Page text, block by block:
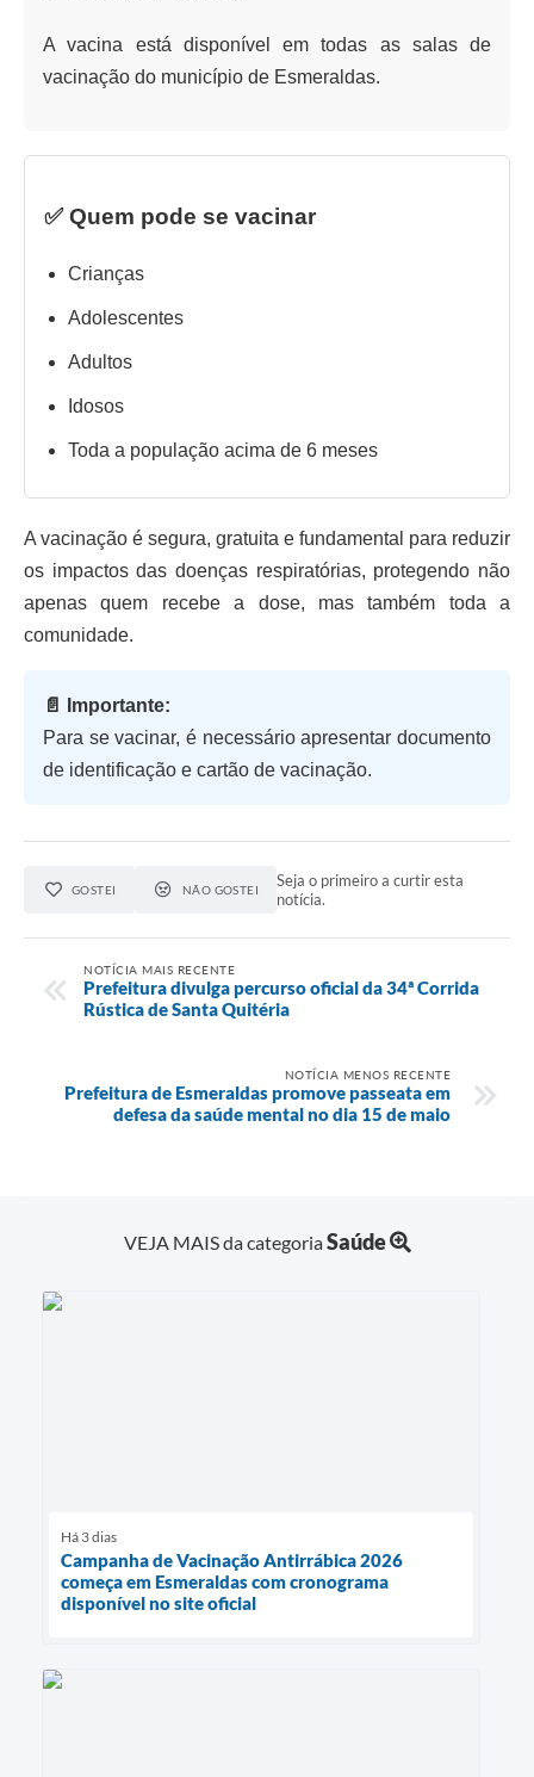
A vacina está disponível em todas as salas de
vacinação do município de Esmeraldas.
✅ Quem pode se vacinar
Crianças
Adolescentes
Adultos
Idosos
Toda a população acima de 6 meses
A vacinação é segura, gratuita e fundamental para reduzir
os impactos das doenças respiratórias, protegendo não
apenas quem recebe a dose, mas também toda a
comunidade.
📄 Importante:
Para se vacinar, é necessário apresentar documento
de identificação e cartão de vacinação.
GOSTEI NÃO GOSTEI
Seja o primeiro a curtir esta
notícia.
NOTÍCIA MAIS RECENTE
Prefeitura divulga percurso oficial da 34ª Corrida
Rústica de Santa Quitéria
NOTÍCIA MENOS RECENTE
Prefeitura de Esmeraldas promove passeata em
defesa da saúde mental no dia 15 de maio
VEJA MAIS da categoriaSaúde
Há 3 dias
Campanha de Vacinação Antirrábica 2026
começa em Esmeraldas com cronograma
disponível no site oficial